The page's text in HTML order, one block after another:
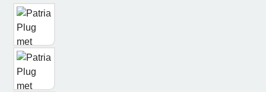
Afbeeldingengalerij overslaan